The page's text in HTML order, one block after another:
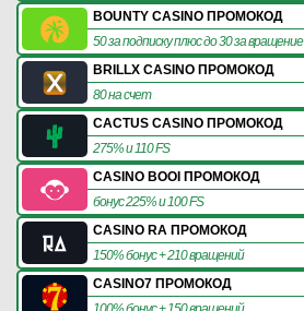
BOUNTY CASINO ПРОМОКОД
50 за подписку плюс до 30 за вращение
BRILLX CASINO ПРОМОКОД
80 на счет
CACTUS CASINO ПРОМОКОД
275% и 110 FS
CASINO BOOI ПРОМОКОД
бонус 225% и 100 FS
CASINO RA ПРОМОКОД
150% бонус + 210 вращений
CASINO7 ПРОМОКОД